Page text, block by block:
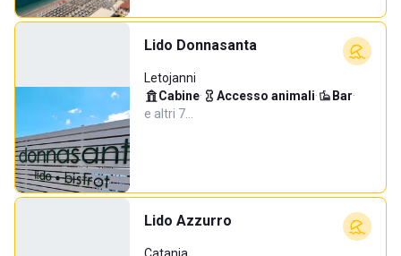
Lido Donnasanta
Letojanni
Cabine· Accesso animali· Bar·
e altri 7…
Lido Azzurro